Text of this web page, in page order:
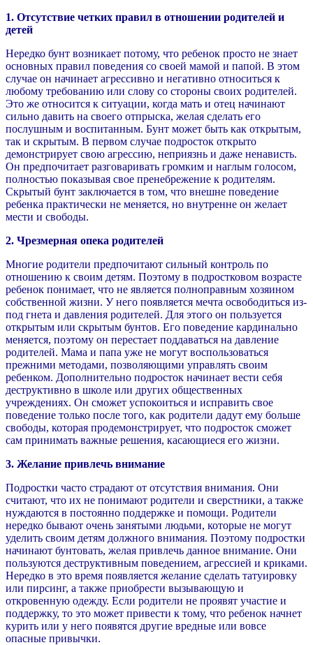
1. Отсутствие четких правил в отношении родителей и
детей
Нередко бунт возникает потому, что ребенок просто не знает
основных правил поведения со своей мамой и папой. В этом
случае он начинает агрессивно и негативно относиться к
любому требованию или слову со стороны своих родителей.
Это же относится к ситуации, когда мать и отец начинают
сильно давить на своего отпрыска, желая сделать его
послушным и воспитанным. Бунт может быть как открытым,
так и скрытым. В первом случае подросток открыто
демонстрирует свою агрессию, неприязнь и даже ненависть.
Он предпочитает разговаривать громким и наглым голосом,
полностью показывая свое пренебрежение к родителям.
Скрытый бунт заключается в том, что внешне поведение
ребенка практически не меняется, но внутренне он желает
мести и свободы.
2. Чрезмерная опека родителей
Многие родители предпочитают сильный контроль по
отношению к своим детям. Поэтому в подростковом возрасте
ребенок понимает, что не является полноправным хозяином
собственной жизни. У него появляется мечта освободиться из-
под гнета и давления родителей. Для этого он пользуется
открытым или скрытым бунтов. Его поведение кардинально
меняется, поэтому он перестает поддаваться на давление
родителей. Мама и папа уже не могут воспользоваться
прежними методами, позволяющими управлять своим
ребенком. Дополнительно подросток начинает вести себя
деструктивно в школе или других общественных
учреждениях. Он сможет успокоиться и исправить свое
поведение только после того, как родители дадут ему больше
свободы, которая продемонстрирует, что подросток сможет
сам принимать важные решения, касающиеся его жизни.
3. Желание привлечь внимание
Подростки часто страдают от отсутствия внимания. Они
считают, что их не понимают родители и сверстники, а также
нуждаются в постоянно поддержке и помощи. Родители
нередко бывают очень занятыми людьми, которые не могут
уделить своим детям должного внимания. Поэтому подростки
начинают бунтовать, желая привлечь данное внимание. Они
пользуются деструктивным поведением, агрессией и криками.
Нередко в это время появляется желание сделать татуировку
или пирсинг, а также приобрести вызывающую и
откровенную одежду. Если родители не проявят участие и
поддержку, то это может привести к тому, что ребенок начнет
курить или у него появятся другие вредные или вовсе
опасные привычки.